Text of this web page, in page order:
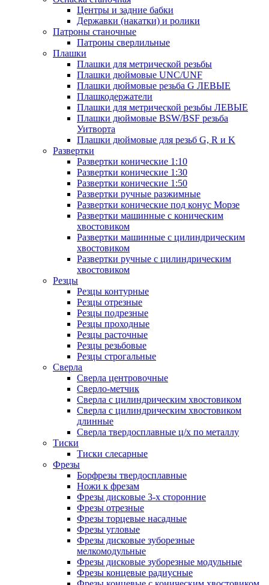
Центры и задние бабки
Державки (накатки) и ролики
Патроны станочные
Патроны сверлильные
Плашки
Плашки для метрической резьбы
Плашки дюймовые UNC/UNF
Плашки дюймовые резьба G ЛЕВЫЕ
Плашкодержатели
Плашки для метрической резьбы ЛЕВЫЕ
Плашки дюймовые BSW/BSF резьба
Уитворта
Плашки дюймовые для резьб G, R и K
Развертки
Развертки конические 1:10
Развертки конические 1:30
Развертки конические 1:50
Развертки ручные разжимные
Развертки конические под конус Морзе
Развертки машинные с коническим
хвостовиком
Развертки машинные с цилиндрическим
хвостовиком
Развертки ручные с цилиндрическим
хвостовиком
Резцы
Резцы контурные
Резцы отрезные
Резцы подрезные
Резцы проходные
Резцы расточные
Резцы резьбовые
Резцы строгальные
Сверла
Сверла центровочные
Сверло-метчик
Сверла с цилиндрическим хвостовиком
Сверла с цилиндрическим хвостовиком
длинные
Сверла твердосплавные ц/х по металлу
Тиски
Тиски слесарные
Фрезы
Борфрезы твердосплавные
Ножи к фрезам
Фрезы дисковые 3-х сторонние
Фрезы отрезные
Фрезы торцевые насадные
Фрезы угловые
Фрезы дисковые зуборезные
мелкомодульные
Фрезы дисковые зуборезные модульные
Фрезы концевые радиусные